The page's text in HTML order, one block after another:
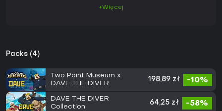
+Więcej
Packs (4)
Two Point Museum x
DAVE THE DIVER
198,89 zł -10%
DAVE THE DIVER
Collection
64,25 zł -58%